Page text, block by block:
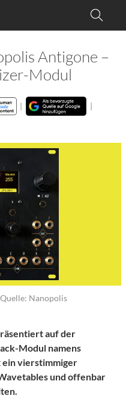
Antigone –
Modul
|
|
Quelle: Nanopolis
auf der
Modul namens
ein vierstimmiger
und offenbar